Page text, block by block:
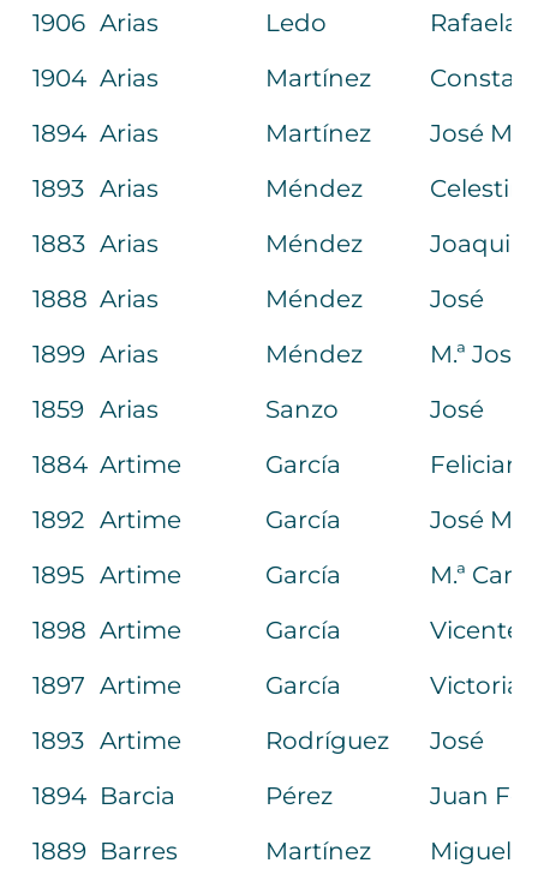
1906 Arias Ledo
Rafaela
1904 Arias Martínez
1894 Arias Martínez
José M.ª
1893 Arias Méndez
1883 Arias Méndez
1888 Arias Méndez
José
1899 Arias Méndez
M.ª
1859 Arias Sanzo
José
1884 Artime García
Feliciano
1892 Artime García
José M.ª
1895 Artime García
M.ª
1898 Artime García
Vicente
1897 Artime García
1893 Artime Rodríguez
José
1894 Barcia Pérez
Juan
1889 Barres Martínez
Miguel